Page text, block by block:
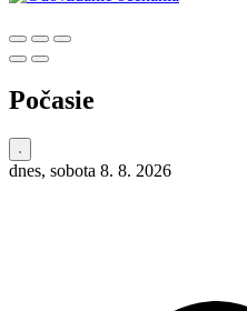
Počasie
dnes, sobota 8. 8. 2026